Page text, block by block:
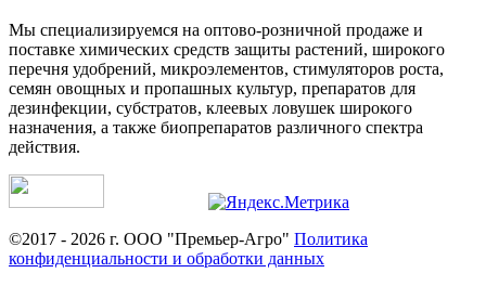
Мы специализируемся на оптово-розничной продаже и
поставке химических средств защиты растений, широкого
перечня удобрений, микроэлементов, стимуляторов роста,
семян овощных и пропашных культур, препаратов для
дезинфекции, субстратов, клеевых ловушек широкого
назначения, а также биопрепаратов различного спектра
действия.
©2017 - 2026 г. ООО "Премьер-Агро" Политика
конфиденциальности и обработки данных